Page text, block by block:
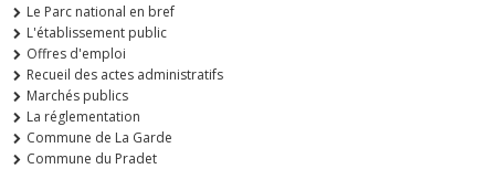
Le Parc national en bref
L'établissement public
Offres d'emploi
Recueil des actes administratifs
Marchés publics
La réglementation
Commune de La Garde
Commune du Pradet